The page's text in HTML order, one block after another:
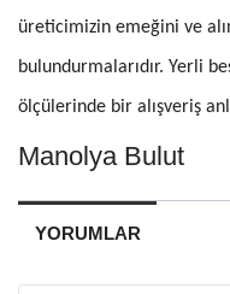
üreticimizin emeğini ve
bulundurmalarıdır. Yerli
ölçülerinde bir alışveriş
Manolya Bulut
YORUMLAR